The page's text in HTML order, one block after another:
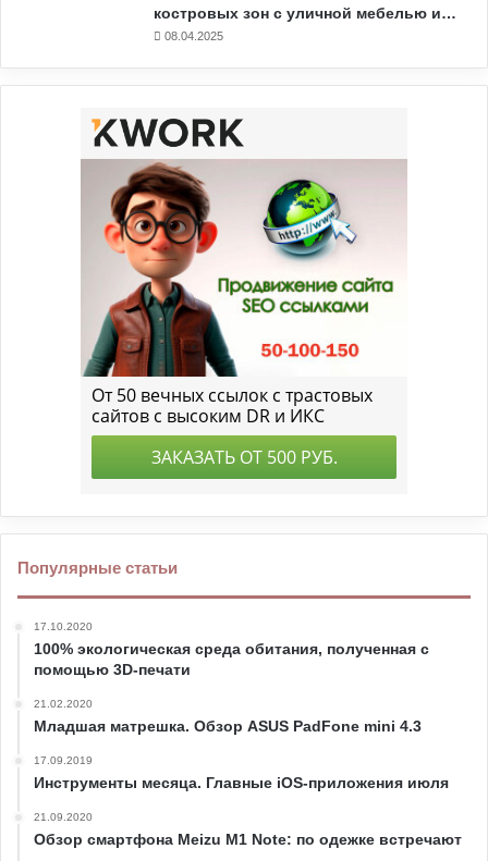
костровых зон с уличной мебелью и…
08.04.2025
Популярные статьи
17.10.2020
100% экологическая среда обитания, полученная с
помощью 3D-печати
21.02.2020
Младшая матрешка. Обзор ASUS PadFone mini 4.3
17.09.2019
Инструменты месяца. Главные iOS-приложения июля
21.09.2020
Обзор смартфона Meizu M1 Note: по одежке встречают